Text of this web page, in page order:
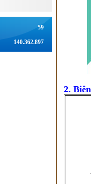
2.
-
-
59
140.362.897